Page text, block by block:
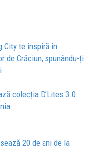
City te inspiră în
de Crăciun, spunându-ți
colecția D’Lites 3.0
20 de ani de la